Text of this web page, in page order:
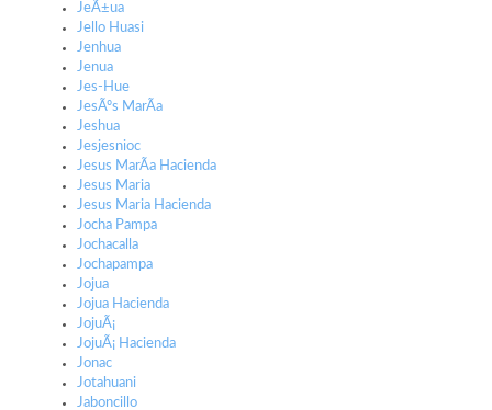
JeÃ±ua
Jello Huasi
Jenhua
Jenua
Jes-Hue
JesÃºs MarÃ­a
Jeshua
Jesjesnioc
Jesus MarÃ­a Hacienda
Jesus Maria
Jesus Maria Hacienda
Jocha Pampa
Jochacalla
Jochapampa
Jojua
Jojua Hacienda
JojuÃ¡
JojuÃ¡ Hacienda
Jonac
Jotahuani
Jaboncillo